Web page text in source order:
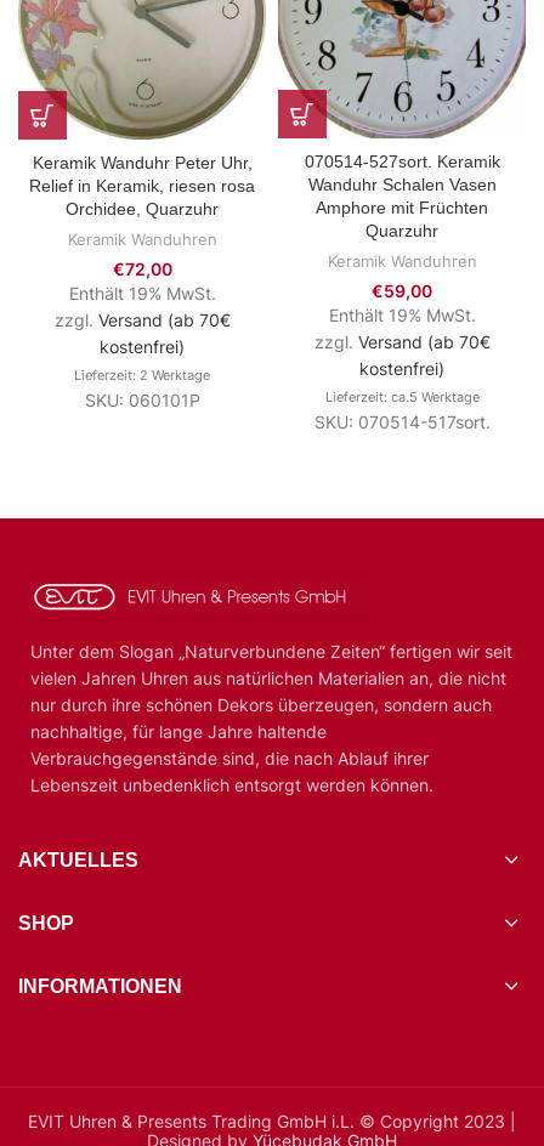
Keramik Wanduhr Peter Uhr,
Relief in Keramik, riesen rosa
Orchidee, Quarzuhr
Keramik Wanduhren
€72,00
Enthält 19% MwSt.
zzgl. Versand (ab 70€
kostenfrei)
Lieferzeit: 2 Werktage
SKU: 060101P
070514-527sort. Keramik
Wanduhr Schalen Vasen
Amphore mit Früchten
Quarzuhr
Keramik Wanduhren
€59,00
Enthält 19% MwSt.
zzgl. Versand (ab 70€
kostenfrei)
Lieferzeit: ca.5 Werktage
SKU: 070514-517sort.
Unter dem Slogan „Naturverbundene Zeiten“ fertigen wir seit
vielen Jahren Uhren aus natürlichen Materialien an, die nicht
nur durch ihre schönen Dekors überzeugen, sondern auch
nachhaltige, für lange Jahre haltende
Verbrauchgegenstände sind, die nach Ablauf ihrer
Lebenszeit unbedenklich entsorgt werden können.
AKTUELLES
SHOP
INFORMATIONEN
EVIT Uhren & Presents Trading GmbH i.L. © Copyright 2023 |
Designed by Yücebudak GmbH